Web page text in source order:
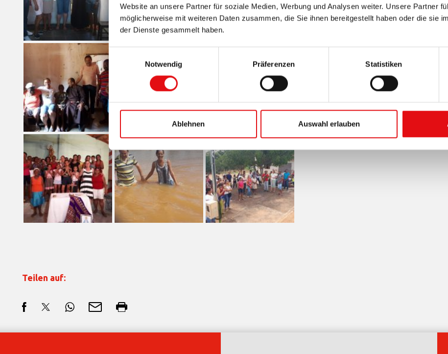
Website an unsere Partner für soziale Medien, Werbung und Analysen weiter. Unsere Partner
möglicherweise mit weiteren Daten zusammen, die Sie ihnen bereitgestellt haben oder die sie
der Dienste gesammelt haben.
Einwilligungsauswahl
Notwendig
Präferenzen Statistiken
Ablehnen Auswahl erlauben
Teilen auf: